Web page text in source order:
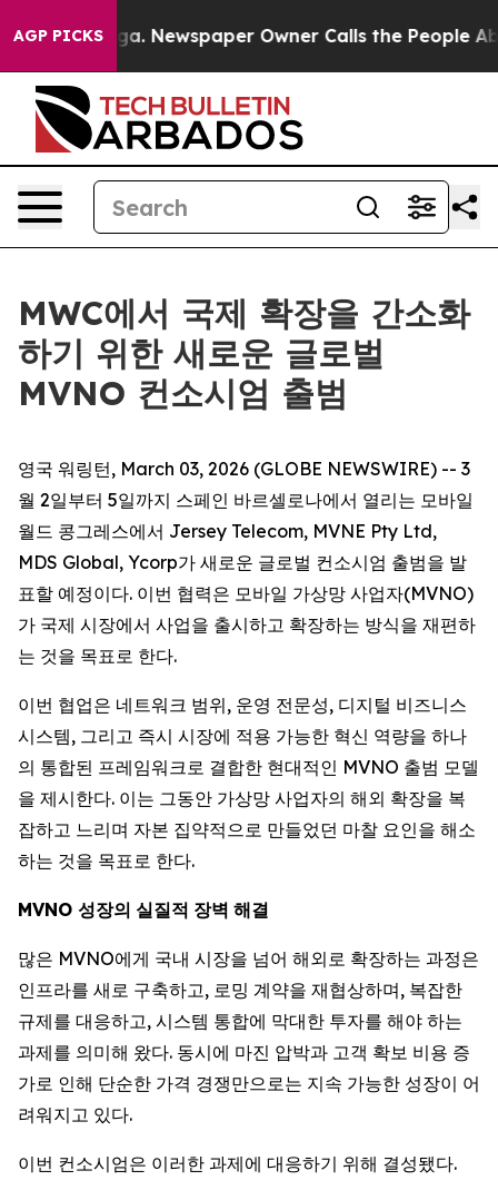
AGP PICKSNewspaper Owner Calls the People
MWC에서 국제 확장을 간소화
하기 위한 새로운 글로벌
MVNO 컨소시엄 출범
영국 워링턴, March 03, 2026 (GLOBE NEWSWIRE) -- 3
월 2일부터 5일까지 스페인 바르셀로나에서 열리는 모바일
월드 콩그레스에서 Jersey Telecom, MVNE Pty Ltd,
MDS Global, Ycorp가 새로운 글로벌 컨소시엄 출범을 발
표할 예정이다. 이번 협력은 모바일 가상망 사업자(MVNO)
가 국제 시장에서 사업을 출시하고 확장하는 방식을 재편하
는 것을 목표로 한다.
이번 협업은 네트워크 범위, 운영 전문성, 디지털 비즈니스
시스템, 그리고 즉시 시장에 적용 가능한 혁신 역량을 하나
의 통합된 프레임워크로 결합한 현대적인 MVNO 출범 모델
을 제시한다. 이는 그동안 가상망 사업자의 해외 확장을 복
잡하고 느리며 자본 집약적으로 만들었던 마찰 요인을 해소
하는 것을 목표로 한다.
MVNO 성장의 실질적 장벽 해결
많은 MVNO에게 국내 시장을 넘어 해외로 확장하는 과정은
인프라를 새로 구축하고, 로밍 계약을 재협상하며, 복잡한
규제를 대응하고, 시스템 통합에 막대한 투자를 해야 하는
과제를 의미해 왔다. 동시에 마진 압박과 고객 확보 비용 증
가로 인해 단순한 가격 경쟁만으로는 지속 가능한 성장이 어
려워지고 있다.
이번 컨소시엄은 이러한 과제에 대응하기 위해 결성됐다.